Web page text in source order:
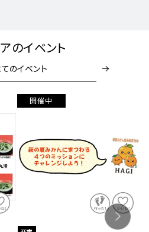
のイベント
のイベント
開催中